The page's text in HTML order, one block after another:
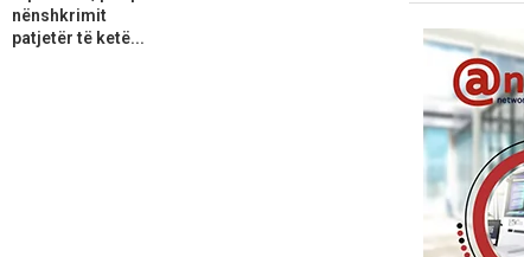
nënshkrimit
patjetër të ketë...